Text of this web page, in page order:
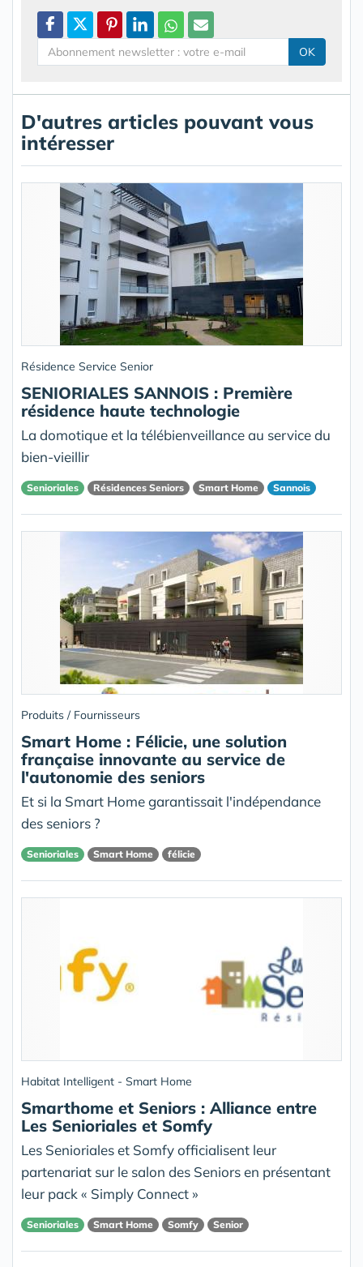
OK
D'autres articles pouvant vous
intéresser
Résidence Service Senior
SENIORIALES SANNOIS : Première
résidence haute technologie
La domotique et la télébienveillance au service du
bien-vieillir
Senioriales Résidences Seniors Smart Home Sannois
Produits / Fournisseurs
Smart Home : Félicie, une solution
française innovante au service de
l'autonomie des seniors
Et si la Smart Home garantissait l'indépendance
des seniors ?
Senioriales Smart Home félicie
Habitat Intelligent - Smart Home
Smarthome et Seniors : Alliance entre
Les Senioriales et Somfy
Les Senioriales et Somfy officialisent leur
partenariat sur le salon des Seniors en présentant
leur pack « Simply Connect »
Senioriales Smart Home Somfy Senior